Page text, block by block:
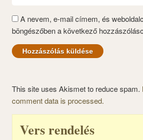
A nevem, e-mail címem, és
böngészőben a következő
This site uses Akismet to reduce spam.
comment data is processed.
Vers rendelés